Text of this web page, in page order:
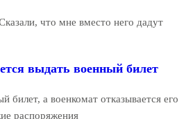
что мне вместо него дадут
выдать военный билет
а военкомат отказывается его
распоряжения